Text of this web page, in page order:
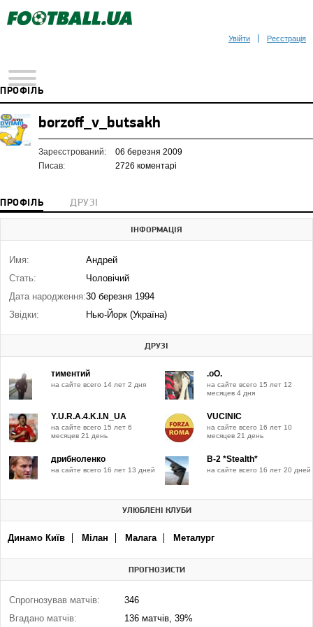
Увійти Реєстрація
ПРОФІЛЬ
borzoff_v_butsakh
Зареєстрований:
06 березня 2009
Писав:
2726 коментарі
ПРОФІЛЬ ДРУЗІ
ІНФОРМАЦІЯ
Имя:
Андрей
Стать:
Чоловічий
Дата народження:30 березня 1994
Звідки:
Нью-Йорк (Україна)
ДРУЗІ
тиментий
на сайте всего 14 лет 2 дня
.oO.
на сайте всего 15 лет 12
месяцев 4 дня
Y.U.R.A.4.K.I.N_UA
на сайте всего 15 лет 6
месяцев 21 день
VUCINIC
на сайте всего 16 лет 10
месяцев 21 день
дрибноленко
на сайте всего 16 лет 13 дней
B-2 *Stealth*
на сайте всего 16 лет 20 дней
УЛЮБЛЕНІ КЛУБИ
Динамо Київ Мілан Малага Металург
ПРОГНОЗИСТИ
Спрогнозував матчів:
346
Вгадано матчів:
136 матчів, 39%